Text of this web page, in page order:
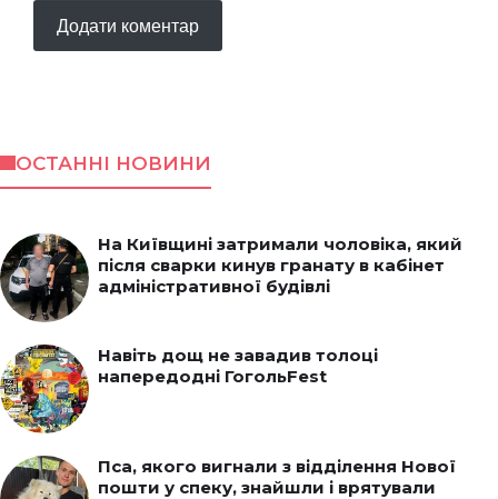
ОСТАННІ НОВИНИ
На Київщині затримали чоловіка, який
після сварки кинув гранату в кабінет
адміністративної будівлі
Навіть дощ не завадив толоці
напередодні ГогольFest
Пса, якого вигнали з відділення Нової
пошти у спеку, знайшли і врятували